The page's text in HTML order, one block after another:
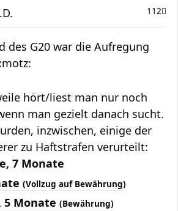
112
des G20 war die Aufregung
hört/liest man nur noch
man gezielt danach sucht.
inzwischen, einige der
zu Haftstrafen verurteilt:
7 Monate
(Vollzug auf Bewährung)
5 Monate (Bewährung)